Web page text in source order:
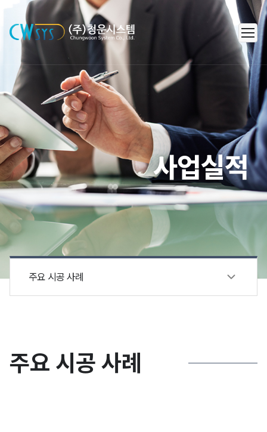
㈜청운시스템 - 캐리어 공조 시스
사업실적
주요 시공 사례
주요 시공 사례